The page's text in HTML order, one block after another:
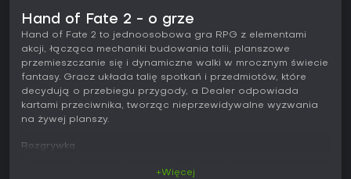
Hand of Fate 2 - o grze
Hand of Fate 2 to jednoosobowa gra RPG z elementami
akcji, łącząca mechaniki budowania talii, planszowe
przemieszczanie się i dynamiczne walki w mrocznym świecie
fantasy. Gracz układa talię spotkań i przedmiotów, które
decydują o przebiegu przygody, a Dealer odpowiada
kartami przeciwnika, tworząc nieprzewidywalne wyzwania
na żywej planszy.
Rozgrywka
+Więcej